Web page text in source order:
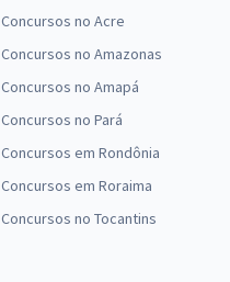
Concursos no Acre
Concursos no Amazonas
Concursos no Amapá
Concursos no Pará
Concursos em Rondônia
Concursos em Roraima
Concursos no Tocantins